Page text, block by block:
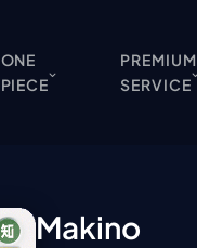
ONE
PIECE
PREMIUM
SERVICE
Makino